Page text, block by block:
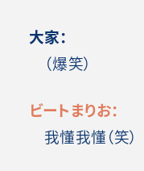
大家：
（爆笑）
ビートまりお：
我懂我懂（笑）